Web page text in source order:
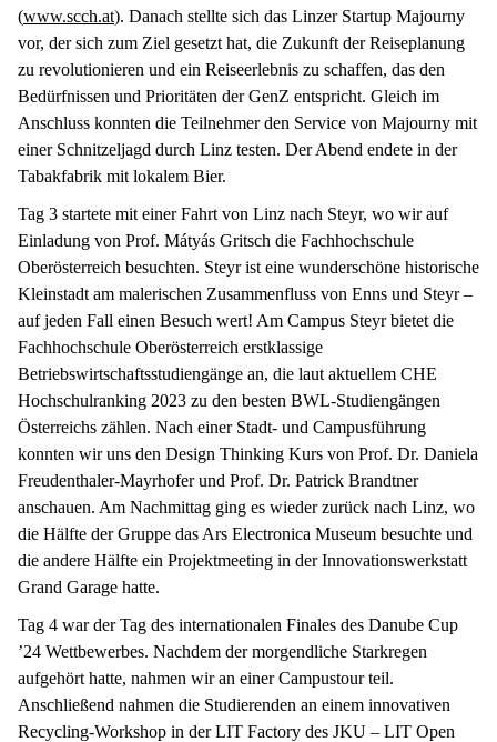
(www.scch.at). Danach stellte sich das Linzer Startup Majourny
vor, der sich zum Ziel gesetzt hat, die Zukunft der Reiseplanung
zu revolutionieren und ein Reiseerlebnis zu schaffen, das den
Bedürfnissen und Prioritäten der GenZ entspricht. Gleich im
Anschluss konnten die Teilnehmer den Service von Majourny mit
einer Schnitzeljagd durch Linz testen. Der Abend endete in der
Tabakfabrik mit lokalem Bier.
Tag 3 startete mit einer Fahrt von Linz nach Steyr, wo wir auf
Einladung von Prof. Mátyás Gritsch die Fachhochschule
Oberösterreich besuchten. Steyr ist eine wunderschöne historische
Kleinstadt am malerischen Zusammenfluss von Enns und Steyr –
auf jeden Fall einen Besuch wert! Am Campus Steyr bietet die
Fachhochschule Oberösterreich erstklassige
Betriebswirtschaftsstudiengänge an, die laut aktuellem CHE
Hochschulranking 2023 zu den besten BWL-Studiengängen
Österreichs zählen. Nach einer Stadt- und Campusführung
konnten wir uns den Design Thinking Kurs von Prof. Dr. Daniela
Freudenthaler-Mayrhofer und Prof. Dr. Patrick Brandtner
anschauen. Am Nachmittag ging es wieder zurück nach Linz, wo
die Hälfte der Gruppe das Ars Electronica Museum besuchte und
die andere Hälfte ein Projektmeeting in der Innovationswerkstatt
Grand Garage hatte.
Tag 4 war der Tag des internationalen Finales des Danube Cup
’24 Wettbewerbes. Nachdem der morgendliche Starkregen
aufgehört hatte, nahmen wir an einer Campustour teil.
Anschließend nahmen die Studierenden an einem innovativen
Recycling-Workshop in der LIT Factory des JKU – LIT Open